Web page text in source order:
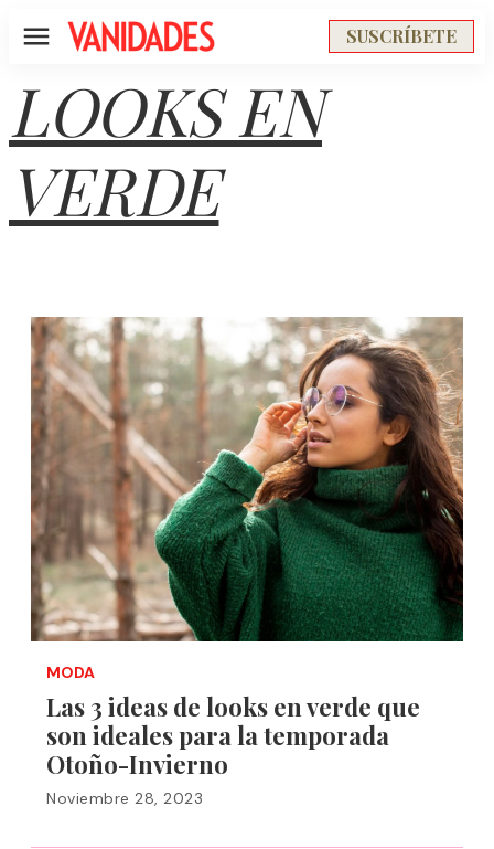
Menú SUSCRÍBETE
LOOKS EN
VERDE
MODA
Las 3 ideas de looks en verde que
son ideales para la temporada
Otoño-Invierno
Noviembre 28, 2023